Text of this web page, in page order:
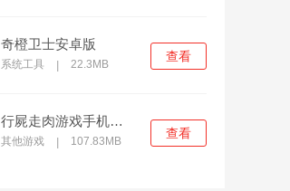
奇橙卫士安卓版
系统工具 22.3MB
查看
行屍走肉游戏手机版下载
其他游戏 107.83MB
查看